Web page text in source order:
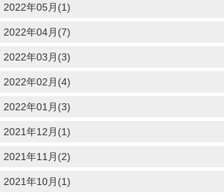
2022年05月(1)
2022年04月(7)
2022年03月(3)
2022年02月(4)
2022年01月(3)
2021年12月(1)
2021年11月(2)
2021年10月(1)